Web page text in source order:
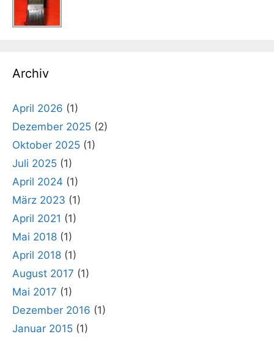
Archiv
April 2026 (1)
Dezember 2025 (2)
Oktober 2025 (1)
Juli 2025 (1)
April 2024 (1)
März 2023 (1)
April 2021 (1)
Mai 2018 (1)
April 2018 (1)
August 2017 (1)
Mai 2017 (1)
Dezember 2016 (1)
Januar 2015 (1)